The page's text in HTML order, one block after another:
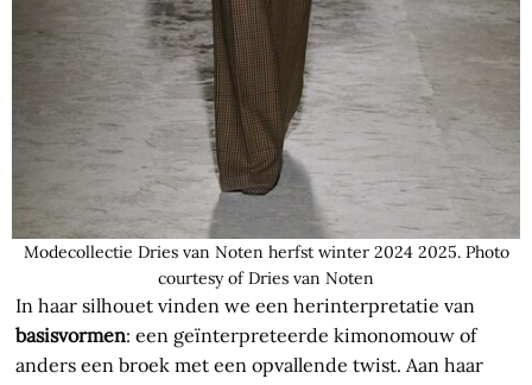
Modecollectie Dries van Noten herfst winter 2024 2025. Photo
courtesy of Dries van Noten
In haar silhouet vinden we een herinterpretatie van
basisvormen: een geïnterpreteerde kimonomouw of
anders een broek met een opvallende twist. Aan haar